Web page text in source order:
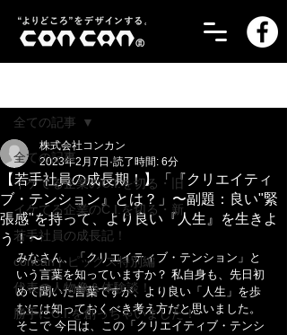
全ての記事
イケてる企業のC.I.を切る・旧
イケてる企業のC.I.を切る・新
若手社員の成長記！
concanトピックス特別編
代表の人物像＆体験談！
勝手にC.I.を創っちゃいました！
全ての記事
【若手社員の成長期！】「『クリエイティ
ブ・テンション』とは？」〜副題：良い"緊
張感"を持って、より良い『人生』を生きよ
う！〜
株式会社コンカン
2023年2月7日 読了時間: 6分
みなさん、「クリエイティブ・テンション」と
いう言葉を知っていますか？ 私自身も、先日初
めて聞いた言葉ですが、より良い「人生」を歩
むには知っておくべき考え方だと思いました。
そこで 今日は、この「クリエイティブ・テンシ